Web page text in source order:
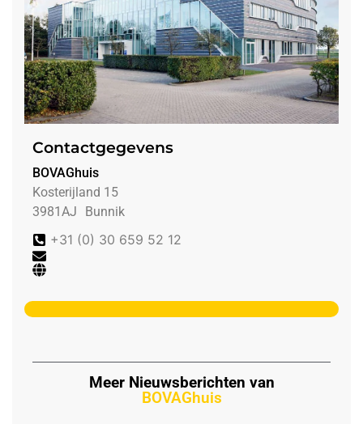
Contactgegevens
BOVAGhuis
Kosterijland 15
3981AJ
Bunnik
+31 (0) 30 659 52 12
Meer Nieuwsberichten van
BOVAGhuis